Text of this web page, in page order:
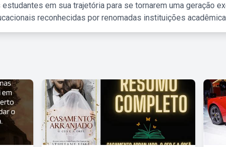
em sua trajetória para se tornarem uma geração
reconhecidas por renomadas instituições